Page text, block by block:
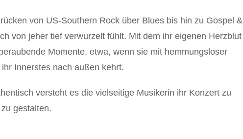
von US-Southern Rock über Blues bis hin zu Gospel &
von jeher tief verwurzelt fühlt. Mit dem ihr eigenen Herzblut
Momente, etwa, wenn sie mit hemmungsloser
Innerstes nach außen kehrt.
versteht es die vielseitige Musikerin ihr Konzert zu
gestalten.